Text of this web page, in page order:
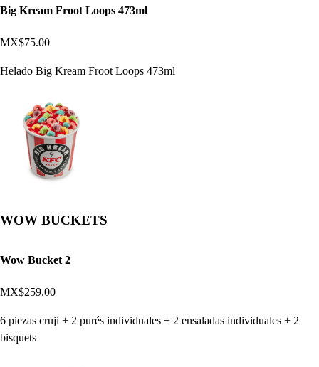
Big Kream Froot Loops 473ml
MX$75.00
Helado Big Kream Froot Loops 473ml
WOW BUCKETS
Wow Bucket 2
MX$259.00
6 piezas cruji + 2 purés individuales + 2 ensaladas individuales + 2
bisquets